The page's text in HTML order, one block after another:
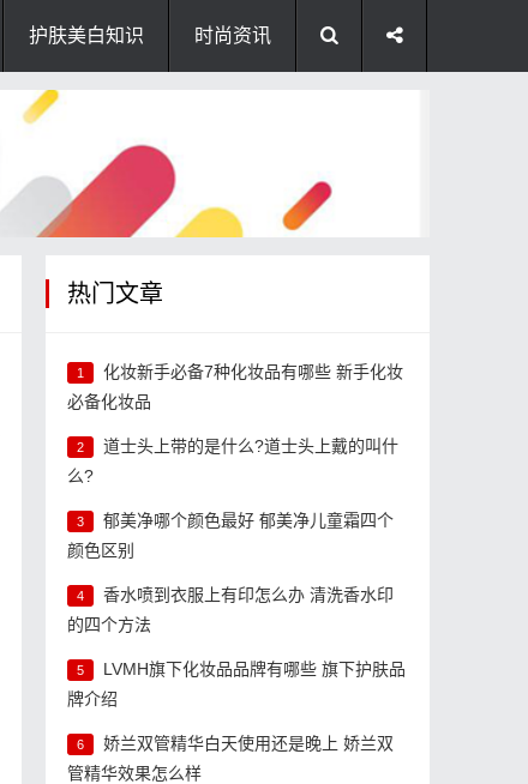
护肤美白知识 时尚资讯
热门文章
1
化妆新手必备7种化妆品有哪些 新手化妆
必备化妆品
2
道士头上带的是什么?道士头上戴的叫什
么?
3
郁美净哪个颜色最好 郁美净儿童霜四个
颜色区别
4
香水喷到衣服上有印怎么办 清洗香水印
的四个方法
5
LVMH旗下化妆品品牌有哪些 旗下护肤品
牌介绍
6
娇兰双管精华白天使用还是晚上 娇兰双
管精华效果怎么样